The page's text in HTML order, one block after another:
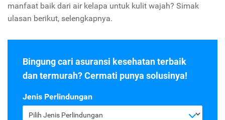
manfaat baik dari air kelapa untuk kulit wajah? Simak
ulasan berikut, selengkapnya.
Bingung cari asuransi kesehatan terbaik
dan termurah? Cermati punya solusinya!
Jenis Perlindungan
Pilih Jenis Perlindungan